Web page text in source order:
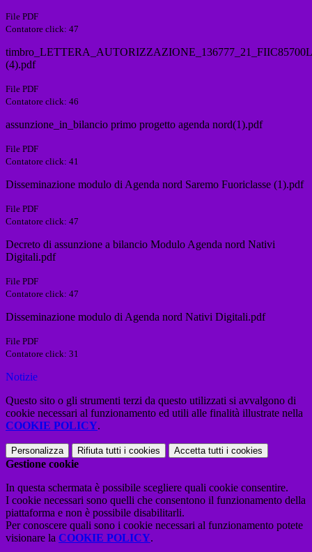
File PDF
Contatore click: 47
(4).pdf
File PDF
Contatore click: 46
assunzione_in_bilancio primo progetto agenda nord(1).pdf
File PDF
Contatore click: 41
Disseminazione modulo di Agenda nord Saremo Fuoriclasse (1).pdf
File PDF
Contatore click: 47
Decreto di assunzione a bilancio Modulo Agenda nord Nativi
Digitali.pdf
File PDF
Contatore click: 47
Disseminazione modulo di Agenda nord Nativi Digitali.pdf
File PDF
Contatore click: 31
Notizie
Questo sito o gli strumenti terzi da questo utilizzati si avvalgono di
cookie necessari al funzionamento ed utili alle finalità illustrate nella
COOKIE POLICY.
Personalizza Rifiuta tutti i cookies Accetta tutti i cookies
Gestione cookie
In questa schermata è possibile scegliere quali cookie consentire.
I cookie necessari sono quelli che consentono il funzionamento della
piattaforma e non è possibile disabilitarli.
Per conoscere quali sono i cookie necessari al funzionamento potete
visionare la COOKIE POLICY.